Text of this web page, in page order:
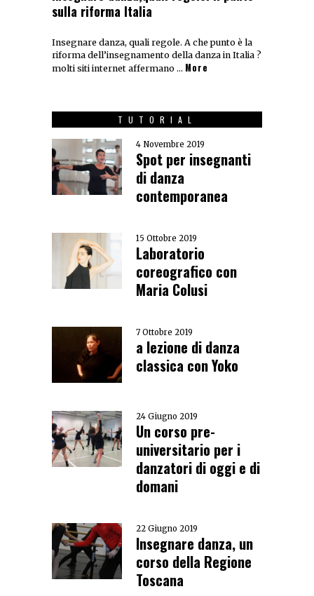
sulla riforma Italia
Insegnare danza, quali regole. A che punto è la
riforma dell’insegnamento della danza in Italia ?
molti siti internet affermano … More
TUTORIAL
4 Novembre 2019
Spot per insegnanti
di danza
contemporanea
15 Ottobre 2019
Laboratorio
coreografico con
Maria Colusi
7 Ottobre 2019
a lezione di danza
classica con Yoko
24 Giugno 2019
Un corso pre-
universitario per i
danzatori di oggi e di
domani
22 Giugno 2019
Insegnare danza, un
corso della Regione
Toscana